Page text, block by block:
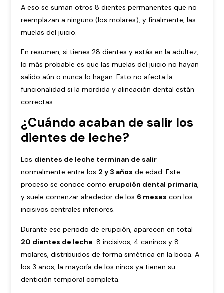
A eso se suman otros 8 dientes permanentes que no
reemplazan a ninguno (los molares), y finalmente, las
muelas del juicio.
En resumen, si tienes 28 dientes y estás en la adultez,
lo más probable es que las muelas del juicio no hayan
salido aún o nunca lo hagan. Esto no afecta la
funcionalidad si la mordida y alineación dental están
correctas.
¿Cuándo acaban de salir los
dientes de leche?
Los dientes de leche terminan de salir
normalmente entre los 2 y 3 años de edad. Este
proceso se conoce como erupción dental primaria,
y suele comenzar alrededor de los 6 meses con los
incisivos centrales inferiores.
Durante ese periodo de erupción, aparecen en total
20 dientes de leche: 8 incisivos, 4 caninos y 8
molares, distribuidos de forma simétrica en la boca. A
los 3 años, la mayoría de los niños ya tienen su
dentición temporal completa.